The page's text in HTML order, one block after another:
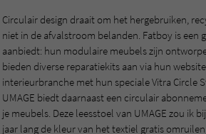
Circulair design draait om het hergebruiken,
niet in de afvalstroom belanden. Fatboy is
aanbiedt: hun modulaire meubels zijn
bieden diverse reparatiekits aan via hun
interieurbranche met hun speciale Vitra Circle
UMAGE biedt daarnaast een circulair
je meubels. Deze leesstoel van UMAGE zou
jaar lang de kleur van het textiel gratis